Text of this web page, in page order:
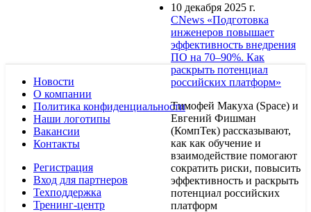
10 декабря 2025 г.
CNews «Подготовка
инженеров повышает
эффективность внедрения
ПО на 70–90%. Как
раскрыть потенциал
российских платформ»
Тимофей Макуха (Space) и
Евгений Фишман
(КомпТек) рассказывают,
как как обучение и
взаимодействие помогают
сократить риски, повысить
эффективность и раскрыть
потенциал российских
платформ
Новости
О компании
Политика конфиденциальности
Наши логотипы
Вакансии
Контакты
Регистрация
Вход для партнеров
Техподдержка
Тренинг-центр